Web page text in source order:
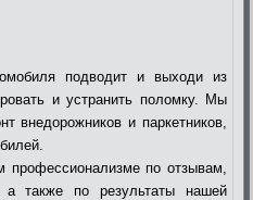
подводит и выходи из
и устранить поломку. Мы
внедорожников и паркетников,
по отзывам,
а также по результаты нашей